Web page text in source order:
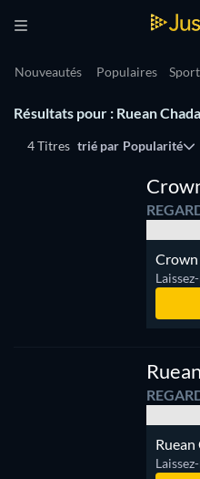
Nouveautés Populaires
Résultats pour : Ruean
4 Titres trié par Popularité
Crown